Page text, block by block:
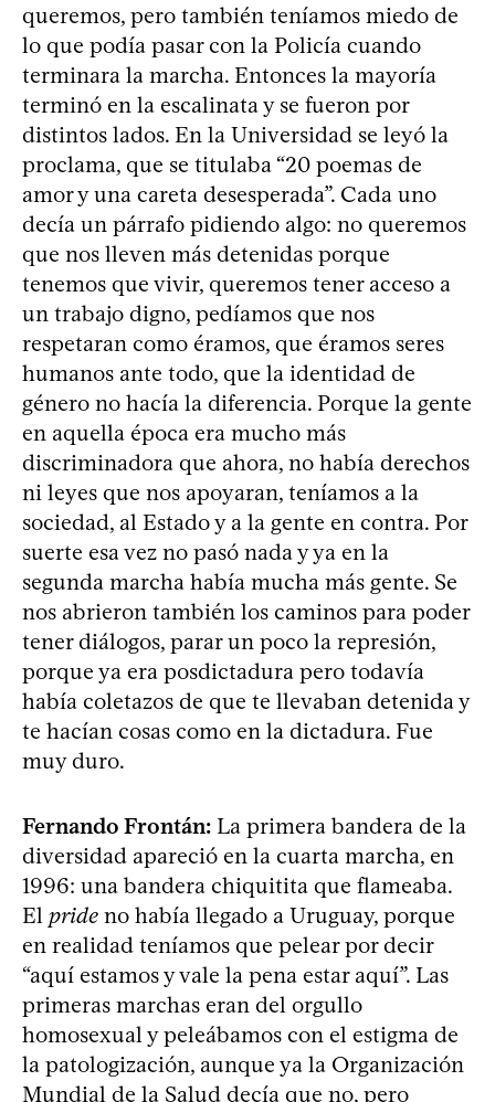
queremos, pero también teníamos miedo de
lo que podía pasar con la Policía cuando
terminara la marcha. Entonces la mayoría
terminó en la escalinata y se fueron por
distintos lados. En la Universidad se leyó la
proclama, que se titulaba “20 poemas de
amor y una careta desesperada”. Cada uno
decía un párrafo pidiendo algo: no queremos
que nos lleven más detenidas porque
tenemos que vivir, queremos tener acceso a
un trabajo digno, pedíamos que nos
respetaran como éramos, que éramos seres
humanos ante todo, que la identidad de
género no hacía la diferencia. Porque la gente
en aquella época era mucho más
discriminadora que ahora, no había derechos
ni leyes que nos apoyaran, teníamos a la
sociedad, al Estado y a la gente en contra. Por
suerte esa vez no pasó nada y ya en la
segunda marcha había mucha más gente. Se
nos abrieron también los caminos para poder
tener diálogos, parar un poco la represión,
porque ya era posdictadura pero todavía
había coletazos de que te llevaban detenida y
te hacían cosas como en la dictadura. Fue
muy duro.
Fernando Frontán: La primera bandera de la
diversidad apareció en la cuarta marcha, en
1996: una bandera chiquitita que flameaba.
El pride no había llegado a Uruguay, porque
en realidad teníamos que pelear por decir
“aquí estamos y vale la pena estar aquí”. Las
primeras marchas eran del orgullo
homosexual y peleábamos con el estigma de
la patologización, aunque ya la Organización
Mundial de la Salud decía que no, pero